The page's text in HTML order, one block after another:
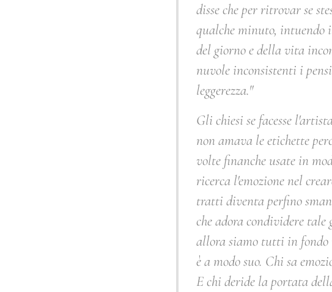
disse che per ritrovar se
qualche minuto, intuendo
del giorno e della vita
nuvole inconsistenti i
leggerezza."
Gli chiesi se facesse
non amava le etichette
volte finanche usate in
ricerca l'emozione nel
tratti diventa perfino
che adora condividere
allora siamo tutti in fondo
è a modo suo. Chi sa
E chi deride la portata